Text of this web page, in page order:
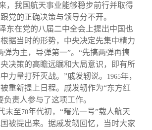
，我国航天事业能够稳步前行并取得
党的正确决策与领导分不开。
东在党的八届二中全会上提出中国也
据当时的形势，中央决定先集中精力
弹为主，导弹第一”。“先搞两弹再搞
决策的高瞻远瞩和大局意识，即有所
力量打歼灭战。”戚发轫说。
1965年，
重新提上日程。戚发轫作为“东方红
负责人参与了这项工作。
末至70年代初，“曙光一号”载人航天
被提出来。据戚发轫回忆，当时大家